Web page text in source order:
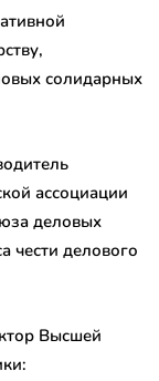
солидарных
ассоциации
деловых
чести делового
Высшей